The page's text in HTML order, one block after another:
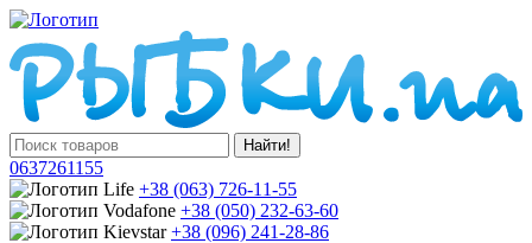
Найти!
0637261155
+38 (063) 726-11-55
+38 (050) 232-63-60
+38 (096) 241-28-86